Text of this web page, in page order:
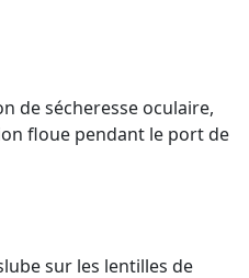
de sécheresse oculaire,
floue pendant le port de
sur les lentilles de